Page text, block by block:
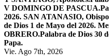
V DOMINGO DE PASCUA.
2026. SAN ATANASIO,
de Dios 1 de Mayo del 2026.
OBRERO.Palabra de Dios 30
Papa.
Vie. Ago 7th, 2026